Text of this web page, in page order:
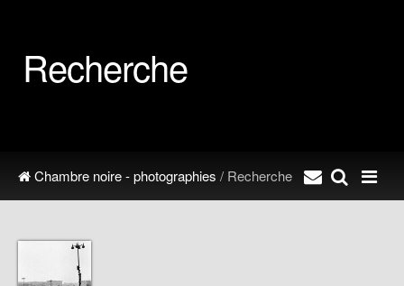
Recherche
Chambre noire - photographies / Recherche